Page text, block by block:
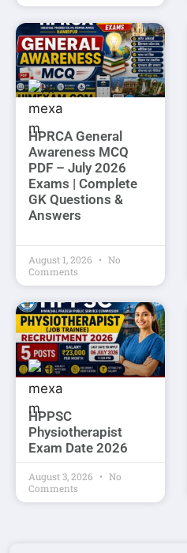
HPRCA General
Awareness MCQ
PDF – July 2026
Exams | Complete
GK Questions &
Answers
August 1, 2026
No
Comments
HPPSC
Physiotherapist
Exam Date 2026
August 3, 2026
No
Comments